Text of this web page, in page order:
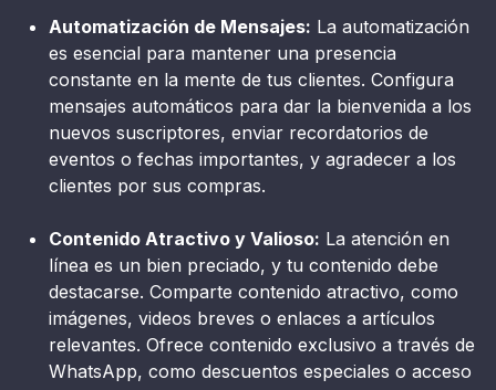
Automatización de Mensajes: La automatización
es esencial para mantener una presencia
constante en la mente de tus clientes. Configura
mensajes automáticos para dar la bienvenida a los
nuevos suscriptores, enviar recordatorios de
eventos o fechas importantes, y agradecer a los
clientes por sus compras.
Contenido Atractivo y Valioso: La atención en
línea es un bien preciado, y tu contenido debe
destacarse. Comparte contenido atractivo, como
imágenes, videos breves o enlaces a artículos
relevantes. Ofrece contenido exclusivo a través de
WhatsApp, como descuentos especiales o acceso